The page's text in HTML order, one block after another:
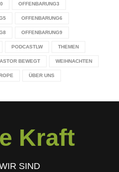
OFFENBARUNG3
OFFENBARUNG6
OFFENBARUNG9
PODCASTLW THEMEN
BEWEGT WEIHNACHTEN
ÜBER UNS
Kraft
SIND